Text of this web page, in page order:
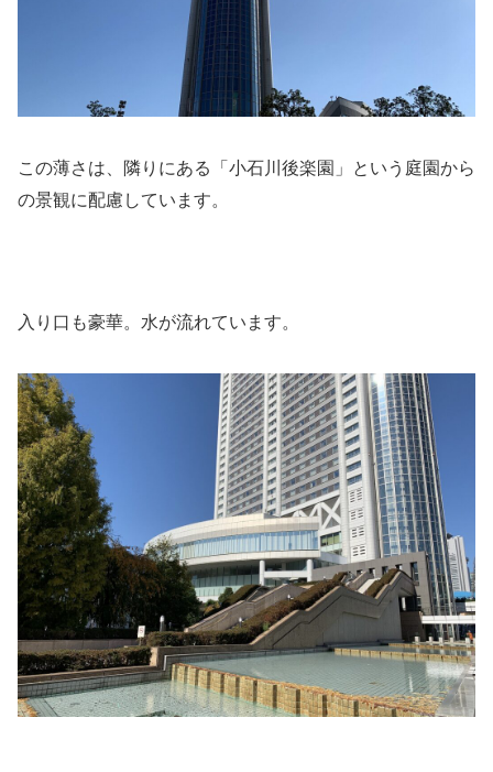
この薄さは、隣りにある「小石川後楽園」という庭園から
の景観に配慮しています。
入り口も豪華。水が流れています。